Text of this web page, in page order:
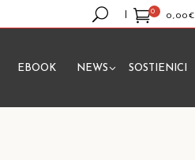
0
0,00€
prodotto nel carrello.
EBOOK NEWS SOSTIENICI